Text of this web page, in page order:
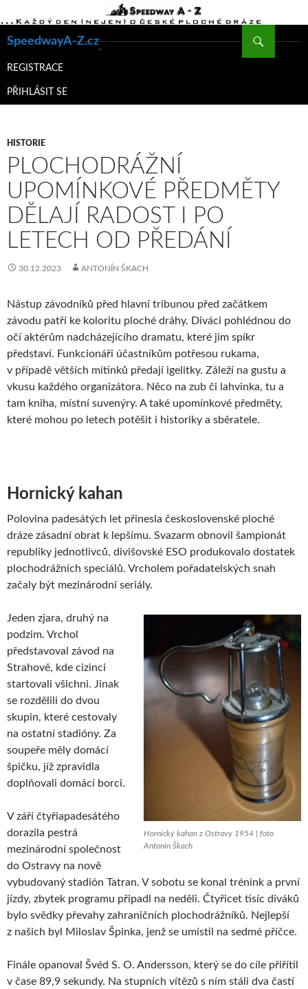
SpeedwayA-Z.cz
K
WEBU
REGISTRACE
PŘIHLÁSIT SE
HISTORIE
PLOCHODRÁŽNÍ
UPOMÍNKOVÉ PŘEDMĚTY
DĚLAJÍ RADOST I PO
LETECH OD PŘEDÁNÍ
30.12.2023 ANTONÍN ŠKACH
Nástup závodníků před hlavní tribunou před začátkem
závodu patří ke koloritu ploché dráhy. Diváci pohlédnou do
očí aktérům nadcházejícího dramatu, které jim spíkr
představí. Funkcionáři účastníkům potřesou rukama,
v případě větších mítinků předají igelitky. Záleží na gustu a
vkusu každého organizátora. Něco na zub či lahvinka, tu a
tam kniha, místní suvenýry. A také upomínkové předměty,
které mohou po letech potěšit i historiky a sběratele.
Hornický kahan
Polovina padesátých let přinesla československé ploché
dráze zásadní obrat k lepšímu. Svazarm obnovil šampionát
republiky jednotlivců, divišovské ESO produkovalo dostatek
plochodrážních speciálů. Vrcholem pořadatelských snah
začaly být mezinárodní seriály.
Hornický kahan z Ostravy 1954 | foto
Antonín Škach
Jeden zjara, druhý na
podzim. Vrchol
představoval závod na
Strahově, kde cizinci
startovali všichni. Jinak
se rozdělili do dvou
skupin, které cestovaly
na ostatní stadióny. Za
soupeře měly domácí
špičku, jíž zpravidla
doplňovali domácí borci.
V září čtyřiapadesátého
dorazila pestrá
mezinárodní společnost
do Ostravy na nově
vybudovaný stadión Tatran. V sobotu se konal trénink a první
jízdy, zbytek programu připadl na neděli. Čtyřicet tisíc diváků
bylo svědky převahy zahraničních plochodrážníků. Nejlepší
z našich byl Miloslav Špinka, jenž se umístil na sedmé příčce.
Finále opanoval Švéd S. O. Andersson, který se do cíle přiřítil
v čase 89,9 sekundy. Na stupních vítězů s ním stáli dva častí